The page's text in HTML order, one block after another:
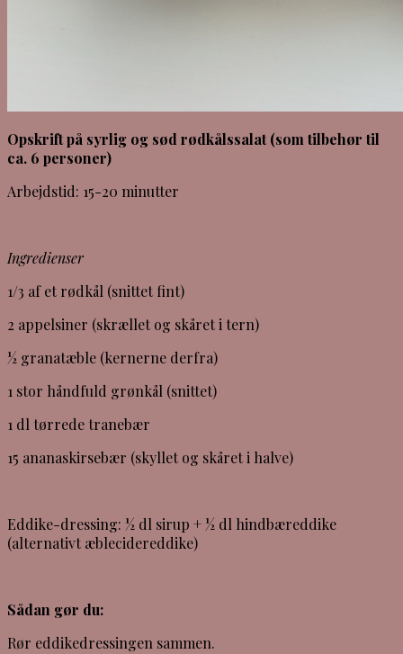
Opskrift på syrlig og sød rødkålssalat (som tilbehør til
ca. 6 personer)
Arbejdstid: 15-20 minutter
Ingredienser
1/3 af et rødkål (snittet fint)
2 appelsiner (skrællet og skåret i tern)
½ granatæble (kernerne derfra)
1 stor håndfuld grønkål (snittet)
1 dl tørrede tranebær
15 ananaskirsebær (skyllet og skåret i halve)
Eddike-dressing: ½ dl sirup + ½ dl hindbæreddike
(alternativt æblecidereddike)
Sådan gør du:
Rør eddikedressingen sammen.